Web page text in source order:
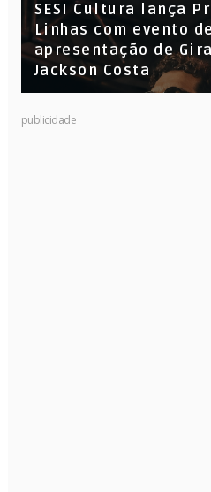
SESI Cultura lança
Linhas com evento
apresentação de
Jackson Costa
publicidade